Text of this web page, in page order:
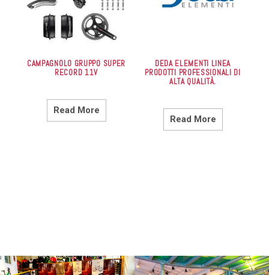
CAMPAGNOLO GRUPPO SUPER
RECORD 11V
Read More
DEDA ELEMENTI LINEA
PRODOTTI PROFESSIONALI DI
ALTA QUALITÀ.
Read More